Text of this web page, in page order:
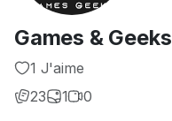
Games & Geeks
1 J'aime
23
1 0